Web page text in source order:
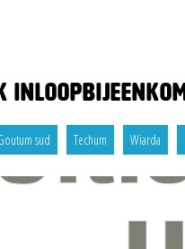
sud Techum Wiarda